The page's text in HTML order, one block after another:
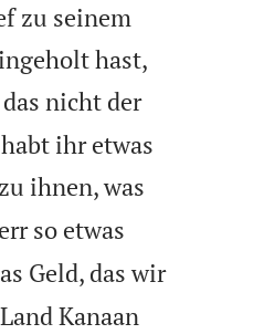
zu seinem
hast,
nicht der
ihr etwas
ihnen, was
so etwas
Geld, das wir
Kanaan